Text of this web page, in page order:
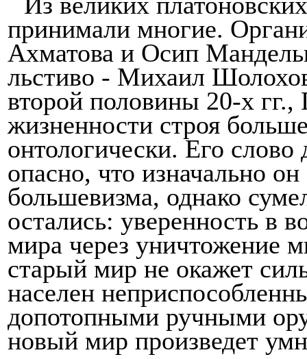
принимали многие.
Ахматова и Осип
льстиво - Ми­хаил
второй половины 20-х гг.,
жизненности строя
онтологически.Его слово
опасно, что изначально
большевизма, однако
остались: уверенность в
мира через уничтожение
старый мир не окажет
населен
допотопными ручными
новый мир произведет